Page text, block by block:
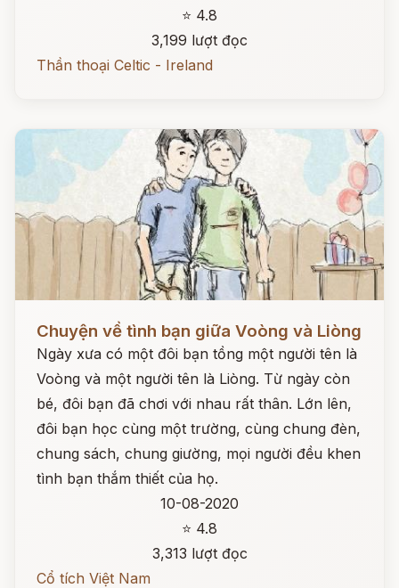
⭐ 4.8
3,199 lượt đọc
Thần thoại Celtic - Ireland
Chuyện về tình bạn giữa Voòng và Liòng
Ngày xưa có một đôi bạn tồng một người tên là
Voòng và một người tên là Liòng. Từ ngày còn
bé, đôi bạn đã chơi với nhau rất thân. Lớn lên,
đôi bạn học cùng một trường, cùng chung đèn,
chung sách, chung giường, mọi người đều khen
tình bạn thắm thiết của họ.
10-08-2020
⭐ 4.8
3,313 lượt đọc
Cổ tích Việt Nam